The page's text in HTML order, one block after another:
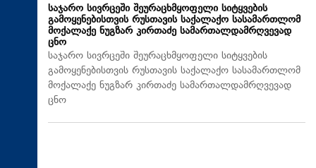
საჯარო სივრცეში შეურაცხმყოფელი სიტყვების
გამოყენებისთვის რუსთავის საქალაქო სასამართლომ
მოქალაქე ნუგზარ კირთაძე სამართალდამრღვევად
ცნო
საჯარო სივრცეში შეურაცხმყოფელი სიტყვების
გამოყენებისთვის რუსთავის საქალაქო სასამართლომ
მოქალაქე ნუგზარ კირთაძე სამართალდამრღვევად
ცნო